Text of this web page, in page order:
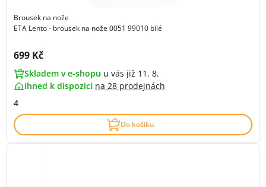
Brousek na nože
ETA Lento - brousek na nože 0051 99010 bílé
Cena s DPH:
699 Kč
Skladem v e-shopu u vás již 11. 8.
ihned k dispozici na 28 prodejnách
4
Do košíku